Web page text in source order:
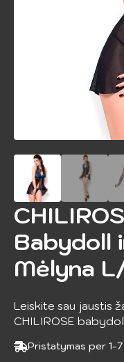
Babydoll
Mėlyna
Leiskite sau jaustis
CHILIROSE
Pristatymas per 1-7